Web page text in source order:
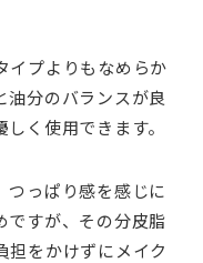
イプよりもなめらか
油分のバランスが良
く使用できます。
つっぱり感を感じに
ですが、その分皮脂
担をかけずにメイク